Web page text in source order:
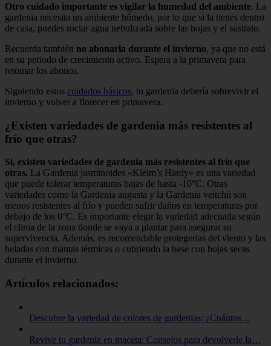
Otro cuidado importante es vigilar la humedad del ambiente. La
gardenia necesita un ambiente húmedo, por lo que si la tienes dentro
de casa, puedes rociar agua nebulizada sobre las hojas y el sustrato.
Recuerda también no abonarla durante el invierno, ya que no está
en su periodo de crecimiento activo. Espera a la primavera para
retomar los abonos.
Siguiendo estos cuidados básicos, tu gardenia debería sobrevivir el
invierno y volver a florecer en primavera.
¿Existen variedades de gardenia más resistentes al
frío que otras?
Sí, existen variedades de gardenia más resistentes al frío que
otras. La Gardenia jasminoides «Kleim’s Hardy» es una variedad
que puede tolerar temperaturas bajas de hasta -10°C. Otras
variedades como la Gardenia augusta y la Gardenia veitchii son
menos resistentes al frío y pueden sufrir daños en temperaturas por
debajo de los 0°C. Es importante elegir la variedad adecuada según
el clima de la zona donde se vaya a plantar para asegurar su
supervivencia. Además, es recomendable protegerlas del viento y las
heladas con mantas térmicas o cubriendo la base con hojas secas
durante el invierno.
Artículos relacionados:
Descubre la variedad de colores de gardenias: ¿Cuántos…
Revive tu gardenia en maceta: Consejos para devolverle la…